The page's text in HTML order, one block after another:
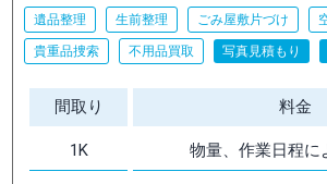
遺品整理 生前整理 ごみ屋敷片づけ
貴重品捜索 不用品買取 写真見積もり
間取り 料金
1K 物量、作業日程に